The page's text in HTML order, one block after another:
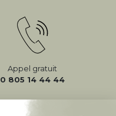
Appel gratuit
0 805 14 44 44